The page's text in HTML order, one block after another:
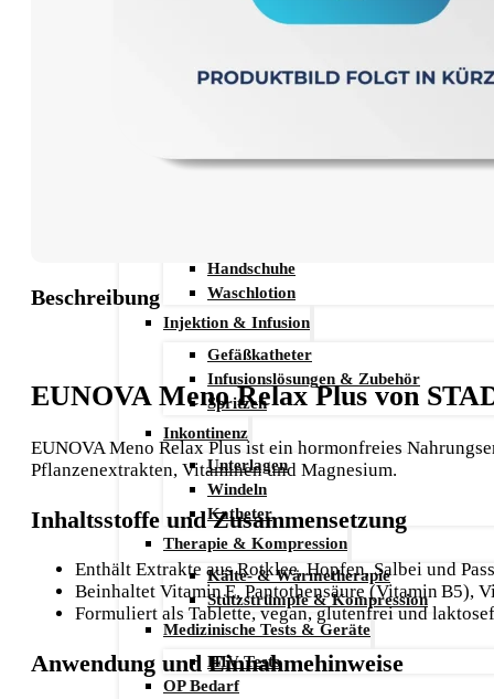
Stechhilfen
Ernährung & Trinkhilfen
Hygiene & Pflege
Handschuhe
Waschlotion
Injektion & Infusion
Gefäßkatheter
Infusionslösungen & Zubehör
Spritzen
Inkontinenz
Unterlagen
Windeln
Katheter
Therapie & Kompression
Kälte- & Wärmetherapie
Stützstrümpfe & Kompression
Medizinische Tests & Geräte
HIV Tests
OP Bedarf
Beschreibung
EUNOVA Meno Relax Plus von
EUNOVA Meno Relax Plus ist ein hormonfreies
Pflanzenextrakten, Vitaminen und Magnesium.
Inhaltsstoffe und Zusammensetzung
Enthält Extrakte aus Rotklee, Hopfen, Salbei und
Beinhaltet Vitamin E, Pantothensäure (Vitamin B5),
Formuliert als Tablette, vegan, glutenfrei und
Anwendung und Einnahmehinweise